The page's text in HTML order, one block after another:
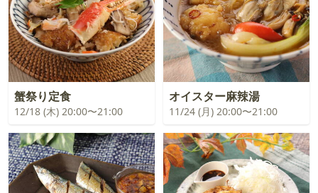
蟹祭り定食
12/18 (木) 20:00〜21:00
オイスター麻辣湯
11/24 (月) 20:00〜21:00